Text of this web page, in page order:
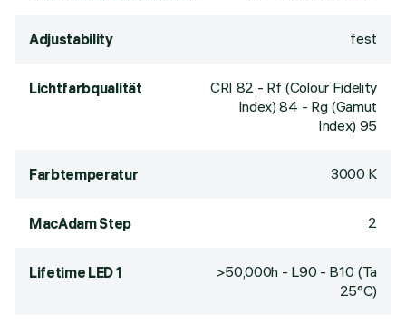
Adjustability fest
Lichtfarbqualität CRI 82 - Rf (Colour Fidelity
Index) 84 - Rg (Gamut
Index) 95
Farbtemperatur 3000 K
MacAdam Step 2
Lifetime LED 1
>50,000h - L90 - B10 (Ta
25°C)